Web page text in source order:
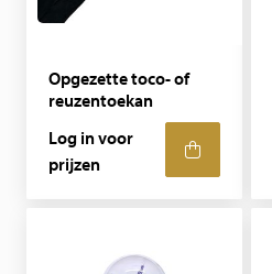
Opgezette toco- of
reuzentoekan
Log in voor
prijzen